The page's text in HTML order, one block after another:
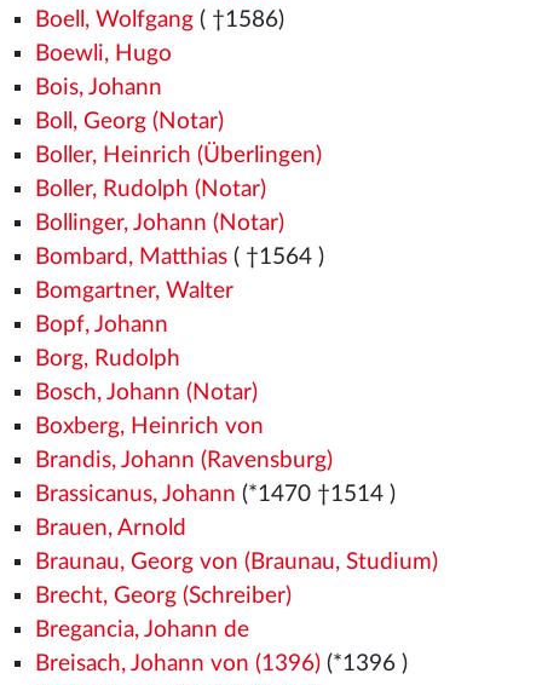
Boell, Wolfgang( †1586)
Boewli, Hugo
Bois, Johann
Boll, Georg (Notar)
Boller, Heinrich (Überlingen)
Boller, Rudolph (Notar)
Bollinger, Johann (Notar)
Bombard, Matthias( †1564 )
Bomgartner, Walter
Bopf, Johann
Borg, Rudolph
Bosch, Johann (Notar)
Boxberg, Heinrich von
Brandis, Johann (Ravensburg)
Brassicanus, Johann (*1470 †1514 )
Brauen, Arnold
Braunau, Georg von (Braunau, Studium)
Brecht, Georg (Schreiber)
Bregancia, Johann de
Breisach, Johann von (1396)(*1396 )